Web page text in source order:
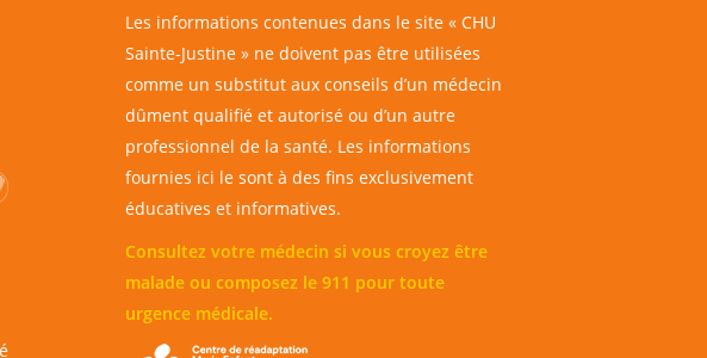
Les informations contenues dans le site « CHU
Sainte-Justine » ne doivent pas être utilisées
comme un substitut aux conseils d’un médecin
dûment qualifié et autorisé ou d’un autre
professionnel de la santé. Les informations
fournies ici le sont à des fins exclusivement
éducatives et informatives.
Consultez votre médecin si vous croyez être
malade ou composez le 911 pour toute
urgence médicale.